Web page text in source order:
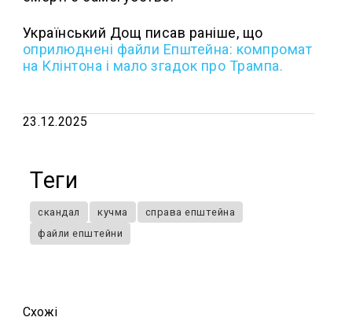
Український Дощ писав раніше, що
оприлюднені файли Епштейна: компромат
на Клінтона і мало згадок про Трампа.
23.12.2025
Теги
скандал кучма
справа епштейна
файли епштейни
Схожi